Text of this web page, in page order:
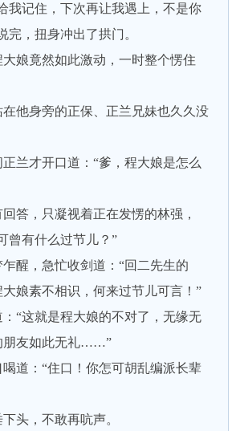
我记住，下次再让我遇上，不是你
完，扭身冲出了拱门。
竟然如此激动，一时整个愣住
身旁的正保、正兰兄妹也久久没
才开口道：“爹，程大娘是怎么
，只凝视着正在发愣的林强，
曾有什么过节儿？”
，急忙收剑道：“回二先生的
娘素不相识，何来过节儿可言！”
这就是程大娘的不对了，无缘无
朋友如此无礼……”
：“住口！你怎可胡乱编派长辈
，不敢再吭声。